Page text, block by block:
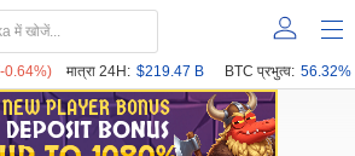
0.64%) मात्रा 24H: $219.47 B BTC प्रभुत्व: 56.32%